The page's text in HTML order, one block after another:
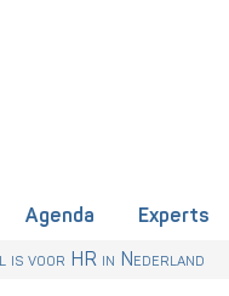
Agenda Experts
gerichte
skillstaal nodig heeft
is voor HR in Nederland